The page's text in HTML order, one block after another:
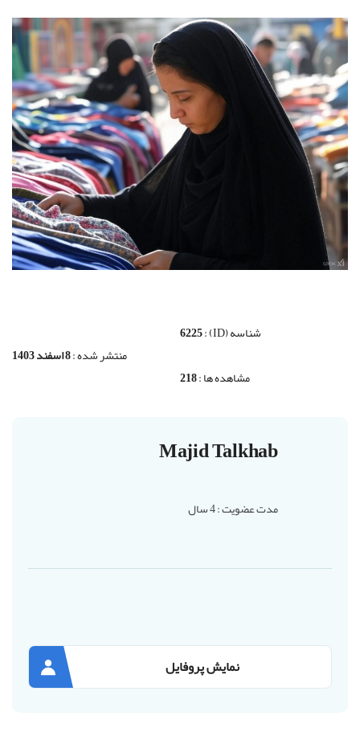
شناسه (ID) :
6225
منتشر شده :8 اسفند 1403
مشاهده ها :218
Majid Talkhab
مدت عضویت : 4 سال
نمایش پروفایل